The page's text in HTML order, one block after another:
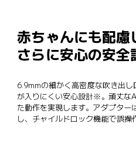
赤ちゃんにも配慮
さらに安心の安全
6.9mmの細かく高密度な吹き出
が入りにくい安心設計※。頑丈な
た動作を実現します。アダプター
し、チャイルドロック機能で誤操